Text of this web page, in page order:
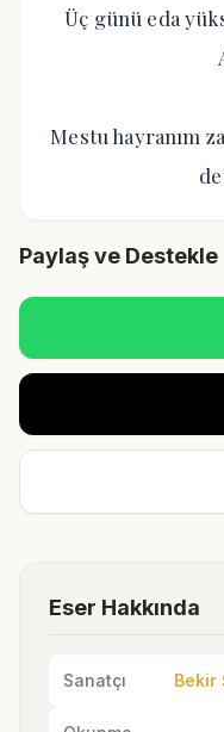
Üç günü eda
Mestu hayranım
Paylaş ve Destekle
Eser Hakkında
Sanatçı Bekir